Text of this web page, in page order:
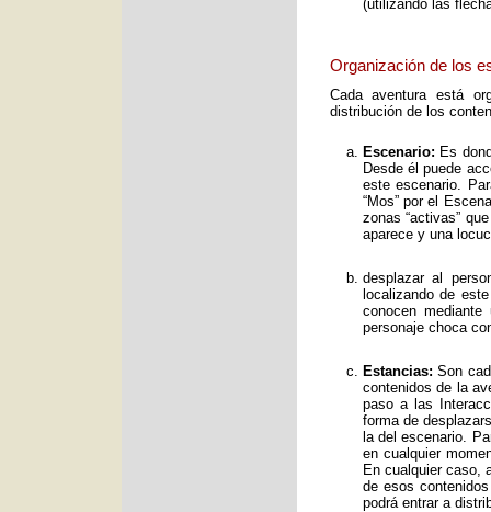
(utilizando las
Organización de los
Cada aventura está
distribución de los
Escenario: Es
Desde él puede
este escenario.
“Mos” por el
zonas “activas”
aparece y una
desplazar al
localizando de
conocen
personaje choca
Estancias: Son
contenidos de la
paso a las
forma de
la del escenario.
en cualquier
En cualquier caso,
de esos
podrá entrar a